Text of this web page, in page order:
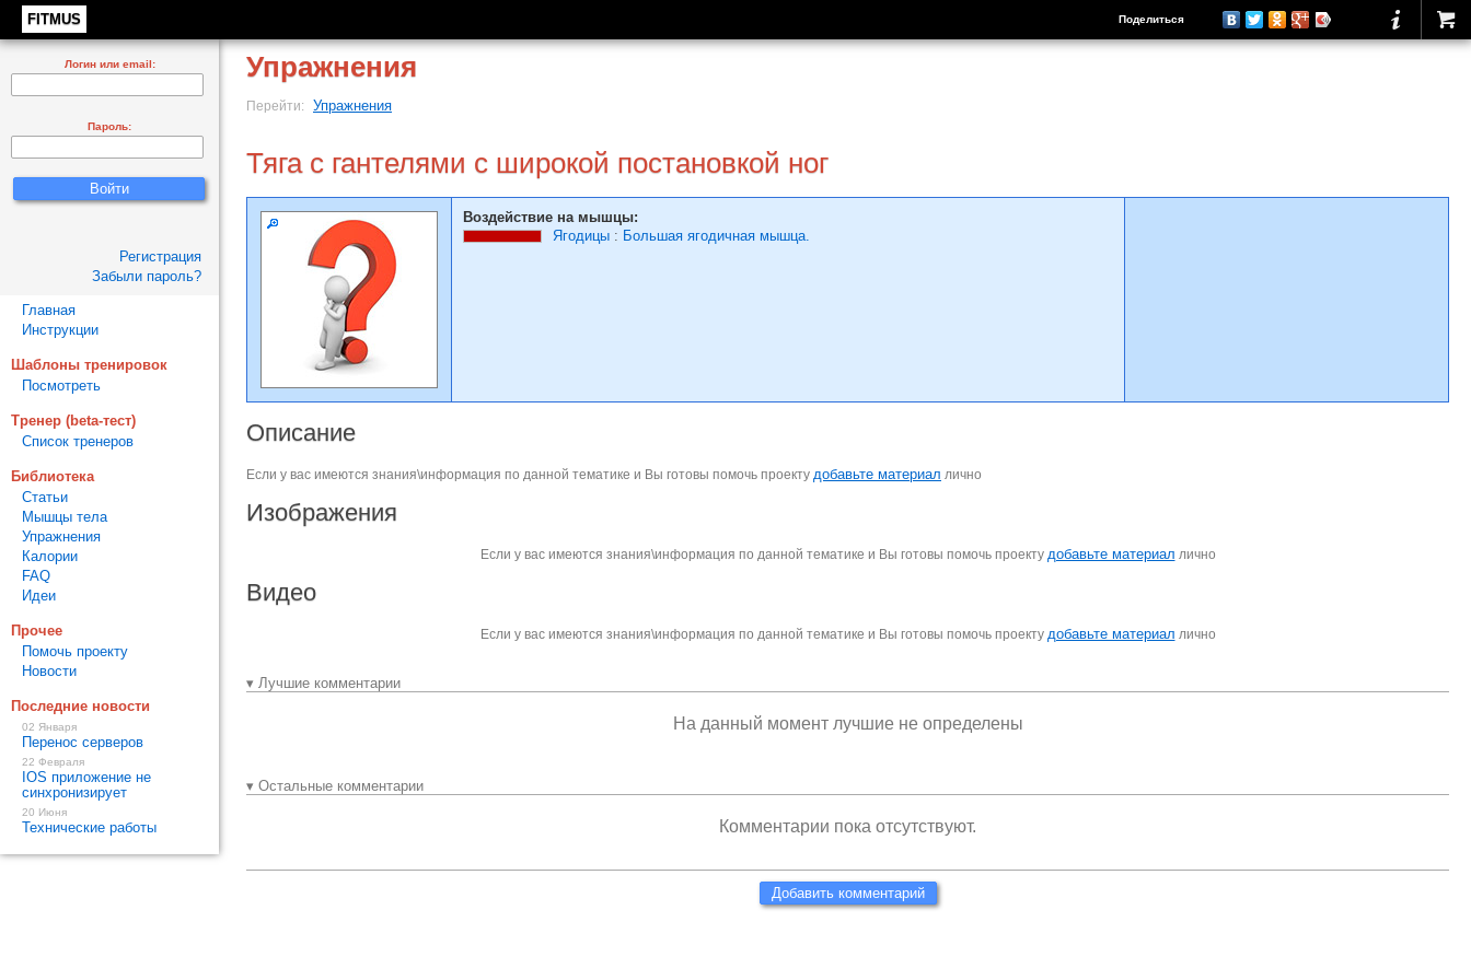
FITMUS Поделиться
Упражнения
Перейти: Упражнения
Тяга с гантелями с широкой постановкой ног
Воздействие на мышцы:
Ягодицы : Большая ягодичная мышца.
Описание
Если у вас имеются знания\информация по данной тематике и Вы готовы помочь проекту добавьте материал лично
Изображения
Если у вас имеются знания\информация по данной тематике и Вы готовы помочь проекту добавьте материал лично
Видео
Если у вас имеются знания\информация по данной тематике и Вы готовы помочь проекту добавьте материал лично
▾ Лучшие комментарии
На данный момент лучшие не определены
▾ Остальные комментарии
Комментарии пока отсутствуют.
Добавить комментарий
Логин или email:
Пароль:
Регистрация
Забыли пароль?
Главная
Инструкции
Шаблоны тренировок
Посмотреть
Тренер (beta-тест)
Список тренеров
Библиотека
Статьи
Мышцы тела
Упражнения
Калории
FAQ
Идеи
Прочее
Помочь проекту
Новости
Последние новости
02 Января
Перенос серверов
22 Февраля
IOS приложение не
синхронизирует
20 Июня
Технические работы